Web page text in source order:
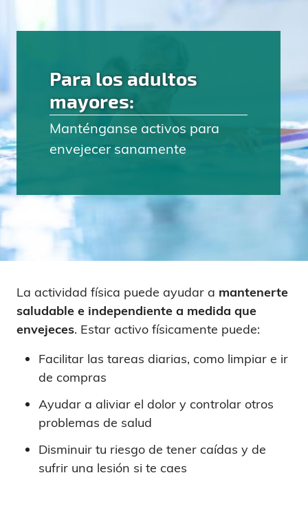
Para los adultos
mayores:
Manténganse activos para
envejecer sanamente
La actividad física puede ayudar a mantenerte
saludable e independiente a medida que
envejeces. Estar activo físicamente puede:
Facilitar las tareas diarias, como limpiar e ir
de compras
Ayudar a aliviar el dolor y controlar otros
problemas de salud
Disminuir tu riesgo de tener caídas y de
sufrir una lesión si te caes